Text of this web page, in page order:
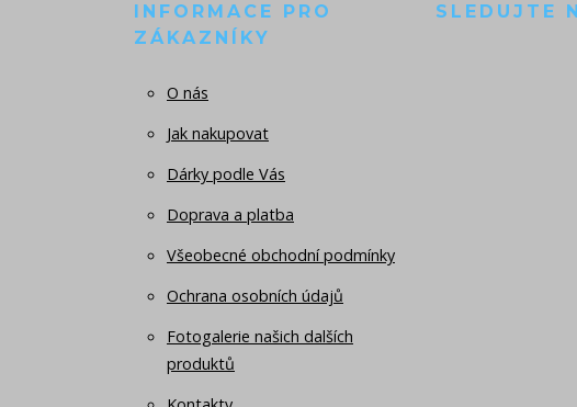
INFORMACE PRO
ZÁKAZNÍKY
O nás
Jak nakupovat
Dárky podle Vás
Doprava a platba
Všeobecné obchodní podmínky
Ochrana osobních údajů
Fotogalerie našich dalších
produktů
SLEDUJTE